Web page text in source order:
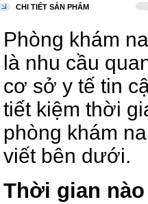
CHI TIẾT SẢN PHẨM
Phòng khám
là nhu cầu
cơ sở y tế tin
tiết kiệm thời
phòng khám
viết bên dưới.
Thời gian